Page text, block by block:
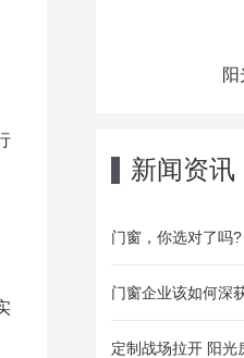
新闻资讯
门窗，你选对了吗?
门窗企业该如何深
定制战场拉开 阳光